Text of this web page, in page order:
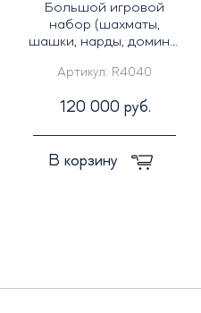
Большой игровой
набор (шахматы,
шашки, нарды, домино,
для покера)
Артикул: R4040
120 000 руб.
В корзину